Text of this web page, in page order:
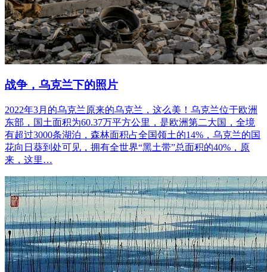
战争，乌克兰下的照片
2022年3月的乌克兰原来的乌克兰，这么美！乌克兰位于欧洲
东部，国土面积为60.37万平方公里，是欧洲第二大国，全境
有超过3000条湖泊，森林面积占全国领土的14%，乌克兰的国
花向日葵到处可见，拥有全世界“黑土带”总面积的40%，原
来，这里…